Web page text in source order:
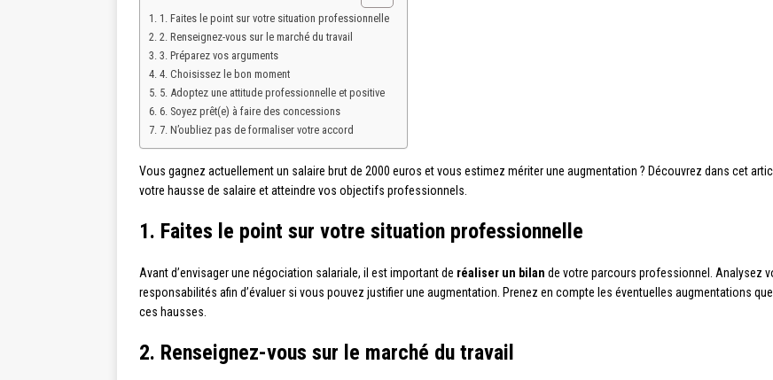
1. Faites le point sur votre situation professionnelle
2. Renseignez-vous sur le marché du travail
3. Préparez vos arguments
4. Choisissez le bon moment
5. Adoptez une attitude professionnelle et positive
6. Soyez prêt(e) à faire des concessions
7. N’oubliez pas de formaliser votre accord
Vous gagnez actuellement un salaire brut de 2000 euros et vous estimez mériter une augmentation ? Découvrez dans cet
votre hausse de salaire et atteindre vos objectifs professionnels.
1. Faites le point sur votre situation professionnelle
Avant d’envisager une négociation salariale, il est important de réaliser un bilan de votre parcours professionnel. Analysez
responsabilités afin d’évaluer si vous pouvez justifier une augmentation. Prenez en compte les éventuelles augmentations
ces hausses.
2. Renseignez-vous sur le marché du travail